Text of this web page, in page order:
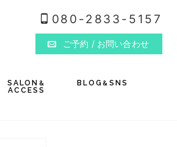
080-2833-5157
ご予約 / お問い合わせ
SALON &
ACCESS
BLOG & SNS